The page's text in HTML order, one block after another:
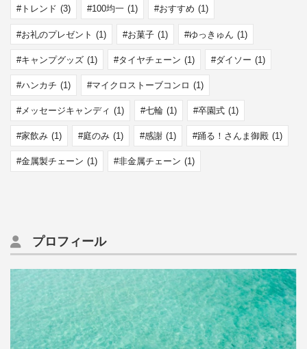
トレンド (3) 100均一 (1) おすすめ (1)
お礼のプレゼント (1) お菓子 (1) ゆっきゅん (1)
キャンプグッズ (1) タイヤチェーン (1) ダイソー (1)
ハンカチ (1) マイクロストーブコンロ (1)
メッセージキャンディ (1) 七輪 (1) 卒園式 (1)
家飲み (1) 庭のみ (1) 感謝 (1) 踊る！さんま御殿 (1)
金属製チェーン (1) 非金属チェーン (1)
プロフィール